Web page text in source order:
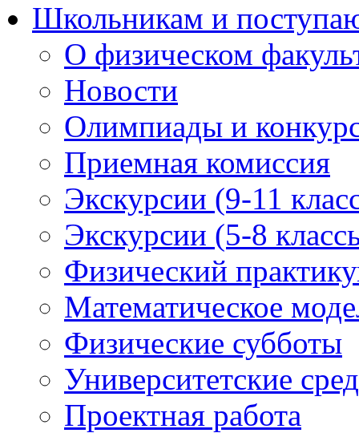
Школьникам и
О физическом
Новости
Олимпиады и
Приемная комиссия
Экскурсии (9-11
Экскурсии (5-8
Физический
Математическое
Физические субботы
Университетские
Проектная работа